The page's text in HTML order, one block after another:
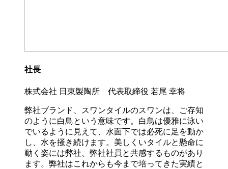
社長
株式会社 日東製陶所 代表取締役 若尾 幸将
弊社ブランド、スワンタイルのスワンは、ご存知
のように白鳥という意味です。白鳥は優雅に泳い
でいるように見えて、水面下では必死に足を動か
し、水を掻き続けます。美しくいタイルと懸命に
動く姿には弊社、弊社社員と共感するものがあり
ます。弊社はこれからも今まで培ってきた実績と